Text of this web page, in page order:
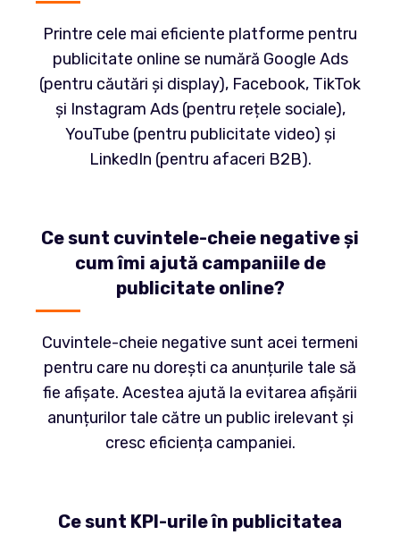
Printre cele mai eficiente platforme pentru
publicitate online se numără Google Ads
(pentru căutări și display), Facebook, TikTok
și Instagram Ads (pentru rețele sociale),
YouTube (pentru publicitate video) și
LinkedIn (pentru afaceri B2B).
Ce sunt cuvintele-cheie negative și
cum îmi ajută campaniile de
publicitate online?
Cuvintele-cheie negative sunt acei termeni
pentru care nu dorești ca anunțurile tale să
fie afișate. Acestea ajută la evitarea afișării
anunțurilor tale către un public irelevant și
cresc eficiența campaniei.
Ce sunt KPI-urile în publicitatea